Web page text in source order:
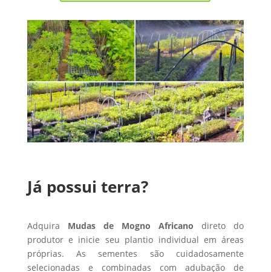
Já possui terra?
Adquira Mudas de Mogno Africano direto do
produtor e inicie seu plantio individual em áreas
próprias. As sementes são cuidadosamente
selecionadas e combinadas com adubação de